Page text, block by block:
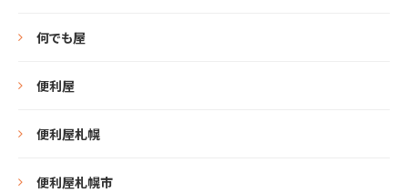
何でも屋
便利屋
便利屋札幌
便利屋札幌市